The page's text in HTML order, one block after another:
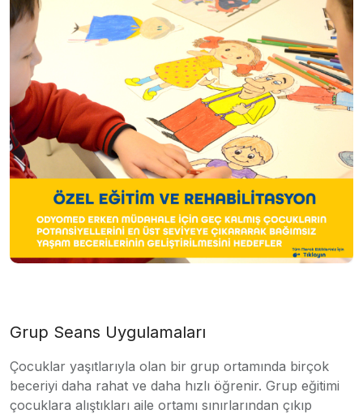
Grup Seans Uygulamaları
Çocuklar yaşıtlarıyla olan bir grup ortamında birçok
beceriyi daha rahat ve daha hızlı öğrenir. Grup eğitimi
çocuklara alıştıkları aile ortamı sınırlarından çıkıp